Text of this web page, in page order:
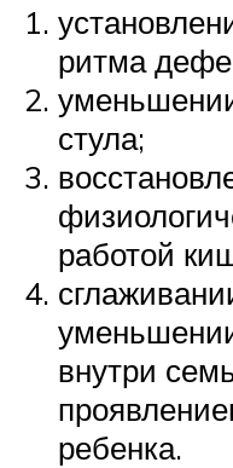
ритма
стула;
работой
внутри
ребенка.